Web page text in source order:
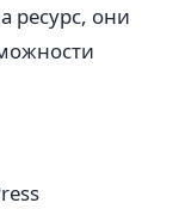
ресурс, они